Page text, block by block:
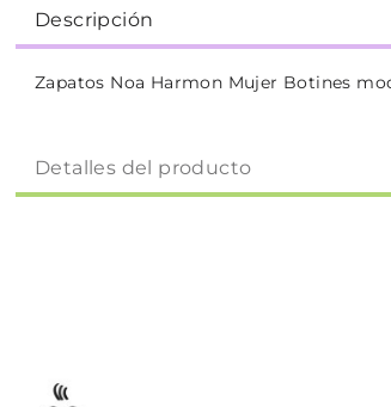
Descripción
Zapatos Noa Harmon Mujer Botines
Detalles del producto